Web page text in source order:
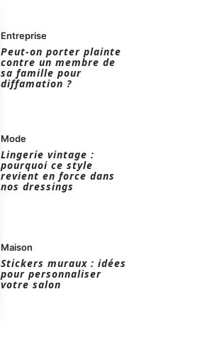
Entreprise
Peut-on porter plainte
contre un membre de
sa famille pour
diffamation ?
Mode
Lingerie vintage :
pourquoi ce style
revient en force dans
nos dressings
Maison
Stickers muraux : idées
pour personnaliser
votre salon